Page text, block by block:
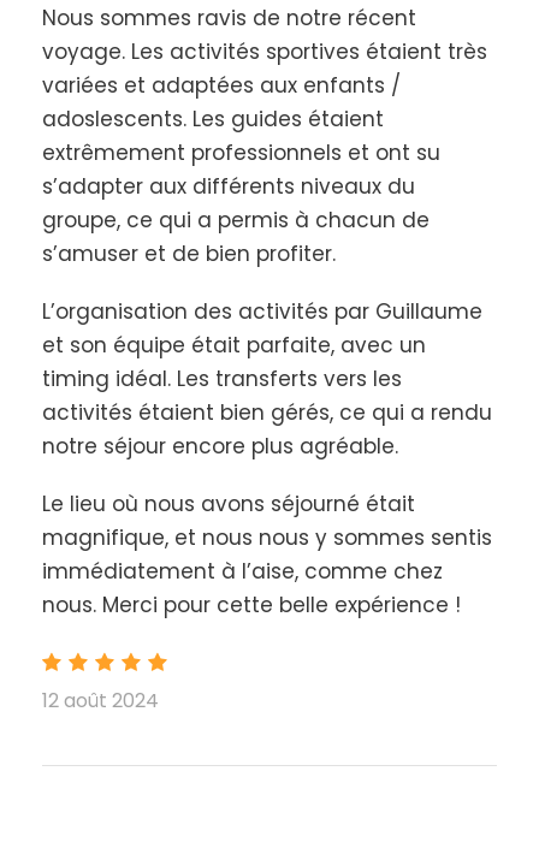
et défis sportifs sur des parcours terrestres, chacun
trouvera son bonheur tout en profitant de
moments privilégiés en pleine nature.
Des défis ludiques pour toute la famille
Les défis sont au rendez-vous pour pimenter votre
séjour ! Parents et enfants s’affrontent dans une
compétition amicale où chaque épreuve est une
occasion de partager des fous rires et des
Les parents ou les enfants ? À vous de le découvrir !
Pourquoi choisir notre séjour Multi-Combo
Famille ?
Un cadre naturel exceptionnel: Les
montagnes majestueuses, forêts verdoyantes
et rivières scintillantes.
Des activités pour tous les niveaux:
Adaptées aux grands comme aux petits, les
activités proposées garantissent amusement
et dépassement de soi.
moments de complicité et de partage qui
Nous sommes ravis de notre récent
voyage. Les activités sportives étaient très
variées et adaptées aux enfants /
adoslescents. Les guides étaient
extrêmement professionnels et ont su
s’adapter aux différents niveaux du
groupe, ce qui a permis à chacun de
s’amuser et de bien profiter.
L’organisation des activités par Guillaume
et son équipe était parfaite, avec un
timing idéal. Les transferts vers les
activités étaient bien gérés, ce qui a rendu
notre séjour encore plus agréable.
Le lieu où nous avons séjourné était
magnifique, et nous nous y sommes sentis
immédiatement à l’aise, comme chez
nous. Merci pour cette belle expérience !
12 août 2024